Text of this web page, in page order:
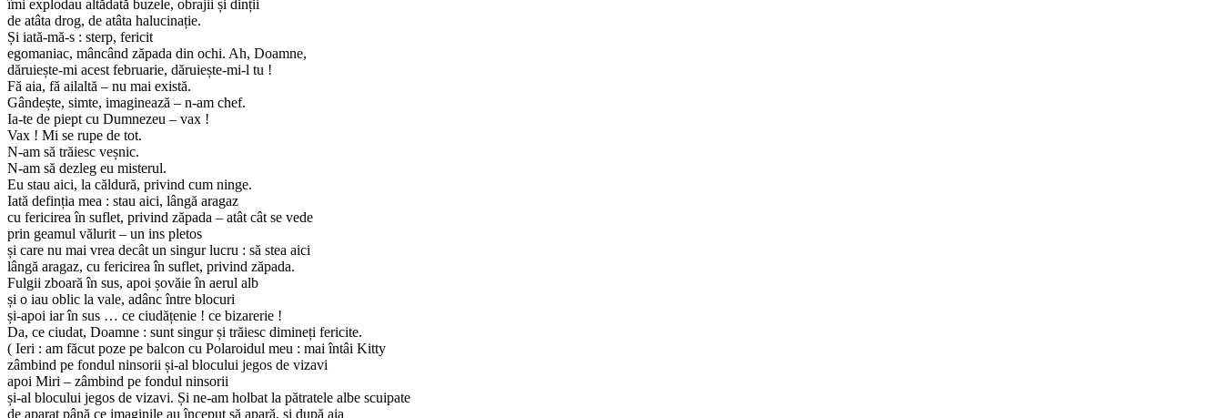
îmi explodau altădată buzele, obrajii și dinții
de atâta drog, de atâta halucinație.
Și iată-mă-s : sterp, fericit
egomaniac, mâncând zăpada din ochi. Ah, Doamne,
dăruiește-mi acest februarie, dăruiește-mi-l tu !
Fă aia, fă ailaltă – nu mai există.
Gândește, simte, imaginează – n-am chef.
Ia-te de piept cu Dumnezeu – vax !
Vax ! Mi se rupe de tot.
N-am să trăiesc veșnic.
N-am să dezleg eu misterul.
Eu stau aici, la căldură, privind cum ninge.
Iată definția mea : stau aici, lângă aragaz
cu fericirea în suflet, privind zăpada – atât cât se vede
prin geamul vălurit – un ins pletos
și care nu mai vrea decât un singur lucru : să stea aici
lângă aragaz, cu fericirea în suflet, privind zăpada.
Fulgii zboară în sus, apoi șovăie în aerul alb
și o iau oblic la vale, adânc între blocuri
și-apoi iar în sus … ce ciudățenie ! ce bizarerie !
Da, ce ciudat, Doamne : sunt singur și trăiesc dimineți fericite.
( Ieri : am făcut poze pe balcon cu Polaroidul meu : mai întâi Kitty
zâmbind pe fondul ninsorii și-al blocului jegos de vizavi
apoi Miri – zâmbind pe fondul ninsorii
și-al blocului jegos de vizavi. Și ne-am holbat la pătratele albe scuipate
de aparat până ce imaginile au început să apară, și după aia